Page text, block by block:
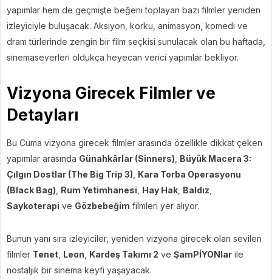
yapımlar hem de geçmişte beğeni toplayan bazı filmler yeniden
izleyiciyle buluşacak. Aksiyon, korku, animasyon, komedi ve
dram türlerinde zengin bir film seçkisi sunulacak olan bu haftada,
sinemaseverleri oldukça heyecan verici yapımlar bekliyor.
Vizyona Girecek Filmler ve
Detayları
Bu Cuma vizyona girecek filmler arasında özellikle dikkat çeken
yapımlar arasında Günahkârlar (Sinners) Büyük Macera 3:
Çılgın Dostlar (The Big Trip 3) Kara Torba Operasyonu
(Black Bag) Rum Yetimhanesi Hay Hak Baldız
Saykoterapi ve Gözbebeğim filmleri yer alıyor.
Bunun yanı sıra izleyiciler, yeniden vizyona girecek olan sevilen
filmler Tenet Leon Kardeş Takımı 2 ve ŞamPİYONlar ile
nostaljik bir sinema keyfi yaşayacak.